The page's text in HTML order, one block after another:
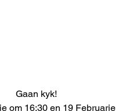
Gaan kyk!
om 16:30 en 19 Februarie